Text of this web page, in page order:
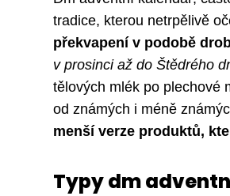
tradice, kterou netrpělivě
překvapení v podobě
v prosinci až do Štědrého
tělových mlék po plechové
od známých i méně
menší verze produktů,
Typy dm